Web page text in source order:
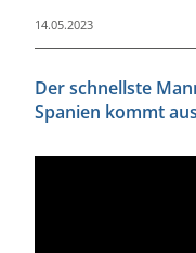
14.05.2023
Der schnellste
Spanien kommt